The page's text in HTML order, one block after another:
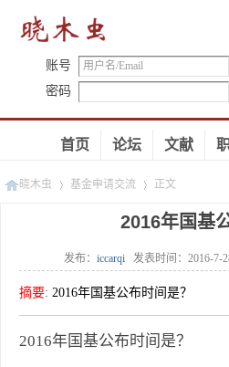
账号
密码
首页 论坛 文献
晓木虫 基金申请交流
»
正文
2016年国基
发布： iccarqi 发表时间： 2016-7-
摘要: 2016年国基公布时间是？
2016年国基公布时间是？